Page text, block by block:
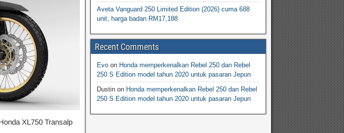
XL750 Transalp
Aveta Vanguard 250 Limited Edition (2026) cuma 688
unit, harga badan RM17,188
Recent Comments
Evo on Honda memperkenalkan Rebel 250 dan Rebel
250 S Edition model tahun 2020 untuk pasaran Jepun
Dustin on Honda memperkenalkan Rebel 250 dan Rebel
250 S Edition model tahun 2020 untuk pasaran Jepun